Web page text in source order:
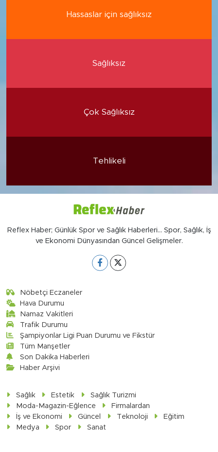
Hassaslar için sağlıksız
Sağlıksız
Çok Sağlıksız
Tehlikeli
Reflex Haber; Günlük Spor ve Sağlık Haberleri... Spor, Sağlık, İş
ve Ekonomi Dünyasından Güncel Gelişmeler.
Nöbetçi Eczaneler
Hava Durumu
Namaz Vakitleri
Trafik Durumu
Şampiyonlar Ligi Puan Durumu ve Fikstür
Tüm Manşetler
Son Dakika Haberleri
Haber Arşivi
Sağlık Estetik
Sağlık Turizmi
Moda-Magazin-Eğlence
Firmalardan
İş ve Ekonomi
Güncel Teknoloji
Eğitim
Medya
Spor Sanat